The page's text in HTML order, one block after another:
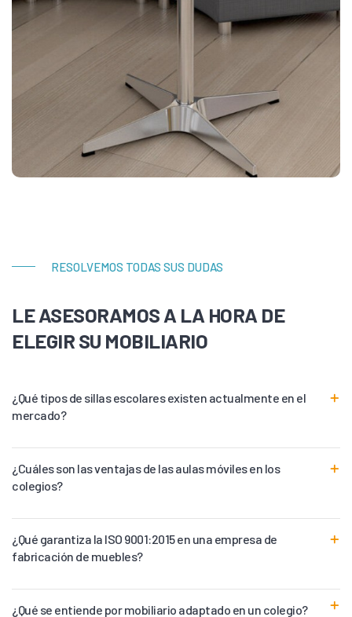
RESOLVEMOS TODAS SUS DUDAS
LE ASESORAMOS A LA HORA DE
ELEGIR SU MOBILIARIO
¿Qué tipos de sillas escolares existen actualmente en el
mercado?
¿Cuáles son las ventajas de las aulas móviles en los
colegios?
¿Qué garantiza la ISO 9001:2015 en una empresa de
fabricación de muebles?
¿Qué se entiende por mobiliario adaptado en un colegio?